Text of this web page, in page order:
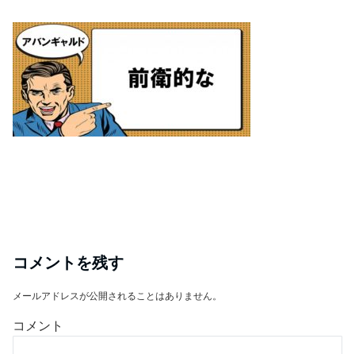
コメントを残す
メールアドレスが公開されることはありません。
コメント